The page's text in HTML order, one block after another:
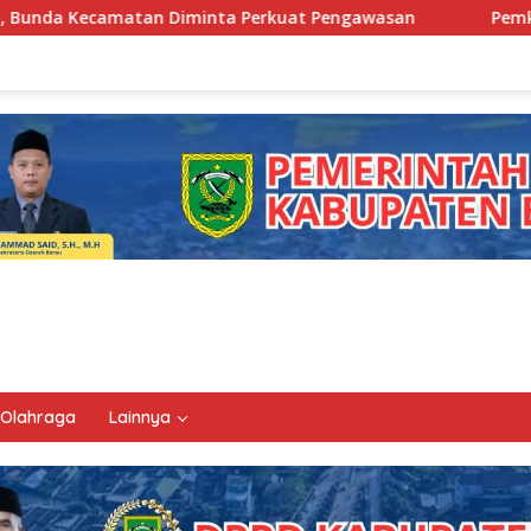
Perkuat Pengawasan Pemkab Berau Siapkan
Olahraga Lainnya